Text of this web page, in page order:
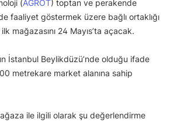
(AGROT) toptan ve perakende
faaliyet göstermek üzere bağlı ortaklığı
ilk mağazasını 24 Mayıs’ta açacak.
İstanbul Beylikdüzü’nde olduğu ifade
metrekare market alanına sahip
ile ilgili olarak şu değerlendirme